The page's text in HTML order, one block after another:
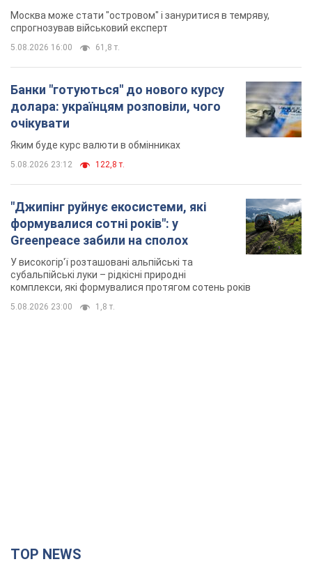
Москва може стати "островом" і зануритися в темряву,
спрогнозував військовий експерт
5.08.2026 16:00 61,8 т.
Банки "готуються" до нового курсу
долара: українцям розповіли, чого
очікувати
Яким буде курс валюти в обмінниках
5.08.2026 23:12 122,8 т.
"Джипінг руйнує екосистеми, які
формувалися сотні років": у
Greenpeace забили на сполох
У високогір'ї розташовані альпійські та
субальпійські луки – рідкісні природні
комплекси, які формувалися протягом сотень років
5.08.2026 23:00 1,8 т.
TOP NEWS